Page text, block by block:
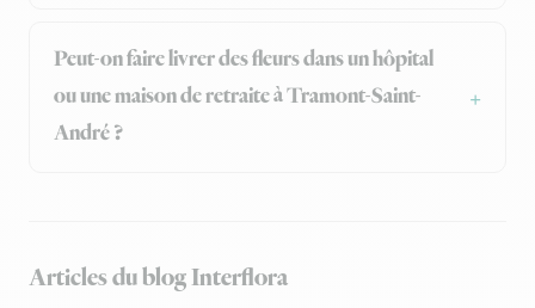
Peut-on faire livrer des fleurs dans un hôpital
ou une maison de retraite à Tramont-Saint-
André ?
Articles du blog Interflora